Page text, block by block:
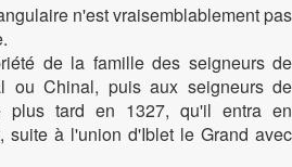
n'est vraisemblablement pas
de la famille des seigneurs de
ou Chinal, puis aux seigneurs de
plus tard en 1327, qu'il entra en
suite à l'union d'Iblet le Grand avec